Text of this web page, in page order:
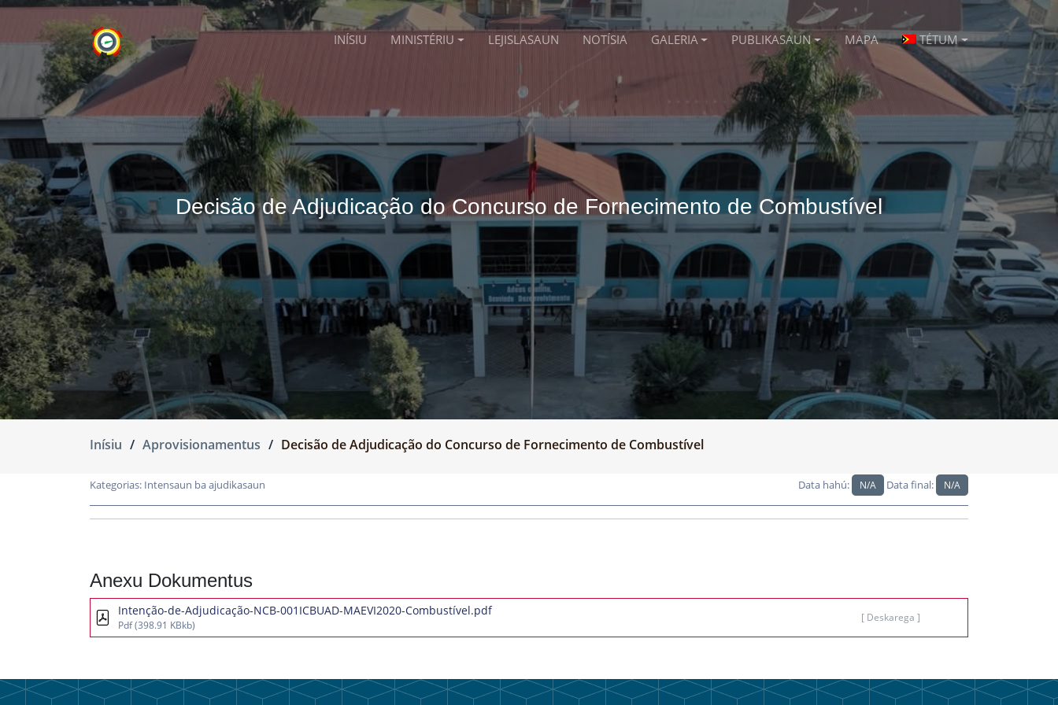
INÍSIU MINISTÉRIU LEJISLASAUN NOTÍSIA GALERIA PUBLIKASAUN MAPA TÉTUM
Decisão de Adjudicação do Concurso de Fornecimento de Combustível
Inísiu Aprovisionamentus Decisão de Adjudicação do Concurso de Fornecimento de Combustível
Data hahú: N/A Data final: N/A
Kategorias: Intensaun ba ajudikasaun
Anexu Dokumentus
Intenção-de-Adjudicação-NCB-001ICBUAD-MAEVI2020-Combustível.pdf
Pdf(398.91 KBkb)
[ Deskarega ]